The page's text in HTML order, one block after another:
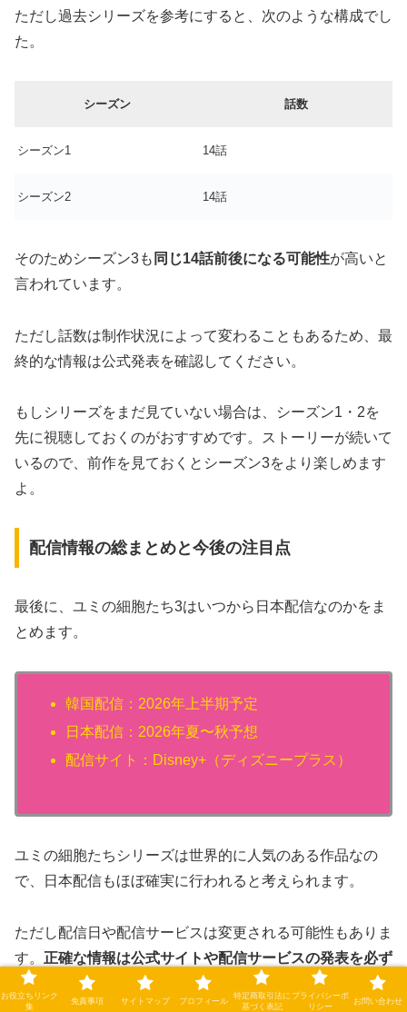
ただし過去シリーズを参考にすると、次のような構成でし
た。
シーズン 話数
シーズン1 14話
シーズン2 14話
そのためシーズン3も 同じ14話前後になる可能性が高いと
言われています。
ただし話数は制作状況によって変わることもあるため、最
終的な情報は公式発表を確認してください。
もしシリーズをまだ見ていない場合は、シーズン1・2を
先に視聴しておくのがおすすめです。ストーリーが続いて
いるので、前作を見ておくとシーズン3をより楽しめます
よ。
配信情報の総まとめと今後の注目点
最後に、ユミの細胞たち3はいつから日本配信なのかをま
とめます。
韓国配信：2026年上半期予定
日本配信：2026年夏〜秋予想
配信サイト：Disney+（ディズニープラス）
ユミの細胞たちシリーズは世界的に人気のある作品なの
で、日本配信もほぼ確実に行われると考えられます。
ただし配信日や配信サービスは変更される可能性もありま
す。 正確な情報は公式サイトや配信サービスの発表を必ず
確認してください
。
お役立ちリンク
集
免責事項 サイトマップ プロフィール
特定商取引法に
基づく表記
プライバシーポ
リシー
お問い合わせ